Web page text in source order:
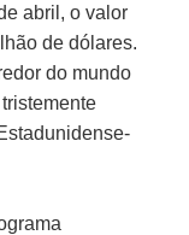
abril, o valor
de dólares.
do mundo